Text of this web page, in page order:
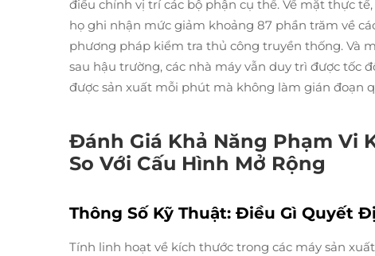
điều chỉnh vị trí các bộ phận cụ thể. Về mặt thực
họ ghi nhận mức giảm khoảng 87 phần trăm về
phương pháp kiểm tra thủ công truyền thống. Và
sau hậu trường, các nhà máy vẫn duy trì được tốc
được sản xuất mỗi phút mà không làm gián đoạn
Đánh Giá Khả Năng Phạm Vi
So Với Cấu Hình Mở Rộng
Thông Số Kỹ Thuật: Điều Gì Quyết
Tính linh hoạt về kích thước trong các máy sản